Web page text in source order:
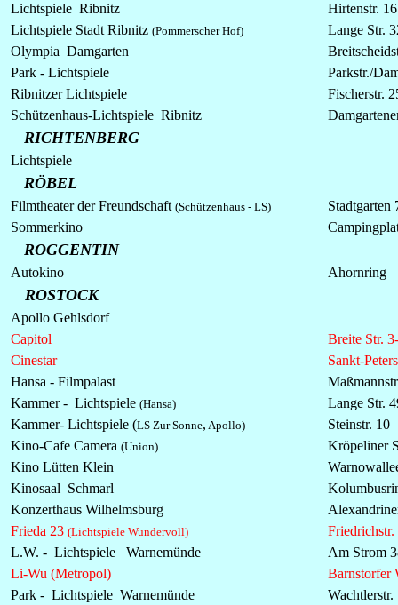
Lichtspiele Ribnitz
Hirtenstr. 16
Lichtspiele Stadt Ribnitz (Pommerscher Hof)
Lange Str.
Olympia Damgarten
Park - Lichtspiele Parkstr./
RibnitzerLichtspiele
Fischerstr.
Schützenhaus-Lichtspiele Ribnitz
RICHTENBERG
Lichtspiele
RÖBEL
Filmtheater der Freundschaft (Schützenhaus - LS)
Stadtgarten
Sommerkino
ROGGENTIN
Autokino Ahornring
ROSTOCK
Apollo Gehlsdorf
Capitol
Breite Str.
Cinestar
Sankt-
Hansa - Filmpalast
Kammer - Lichtspiele (Hansa) Lange Str.
Kammer- Lichtspiele (LS Zur Sonne, Apollo)
Steinstr. 10
Kino-Cafe Camera (Union)
Kröpeliner
Kino Lütten Klein
Kinosaal Schmarl
Konzerthaus Wilhelmsburg
Frieda 23 (Lichtspiele Wundervoll)
L.W. - Lichtspiele Warnemünde
Am Strom
Li-Wu (Metropol)
Barnstorfer
Park - Lichtspiele Warnemünde